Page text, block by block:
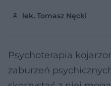
lek. Tomasz Nęcki
Psychoterapia
zaburzeń